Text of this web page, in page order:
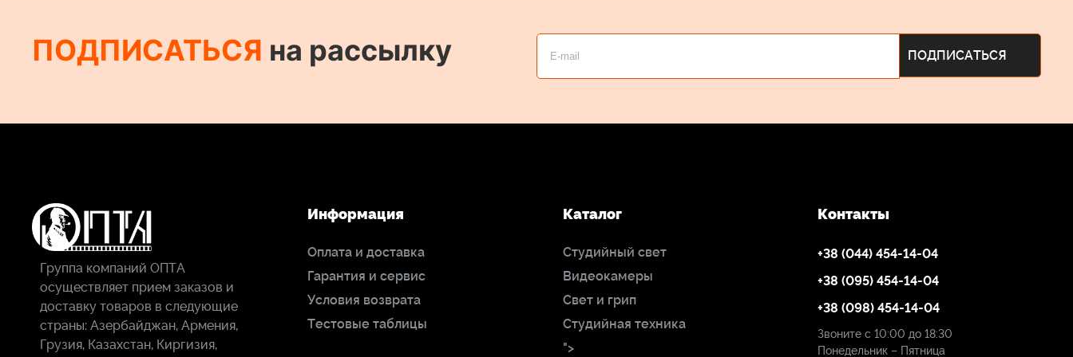
ПОДПИСАТЬСЯ на рассылку
Группа компаний ОПТА
осуществляет прием заказов и
доставку товаров в следующие
страны: Азербайджан, Армения,
Грузия, Казахстан, Киргизия,
Информация
Оплата и доставка
Гарантия и сервис
Условия возврата
Тестовые таблицы
Каталог
Студийный свет
Видеокамеры
Свет и грип
Студийная техника
">
Контакты
+38 (044) 454-14-04
+38 (095) 454-14-04
+38 (098) 454-14-04
Звоните с 10:00 до 18:30
Понедельник – Пятница